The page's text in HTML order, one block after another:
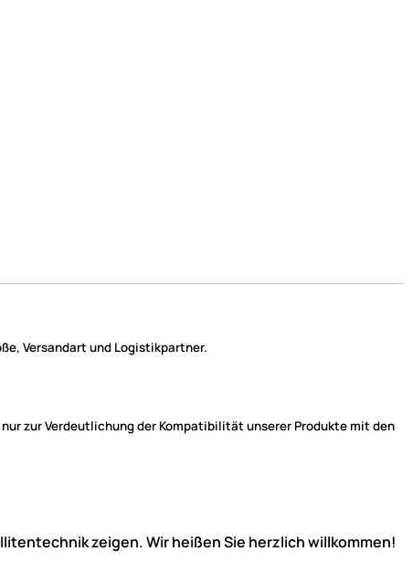
Versandart und Logistikpartner.
zur Verdeutlichung der Kompatibilität unserer Produkte mit den
zeigen. Wir heißen Sie herzlich willkommen!